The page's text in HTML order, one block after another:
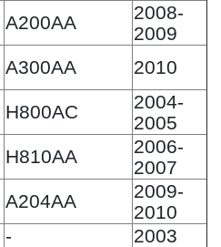
A200AA
2008-
2009
A300AA
2010
H800AC
2004-
2005
H810AA
2006-
2007
A204AA
2009-
2010
-
2003